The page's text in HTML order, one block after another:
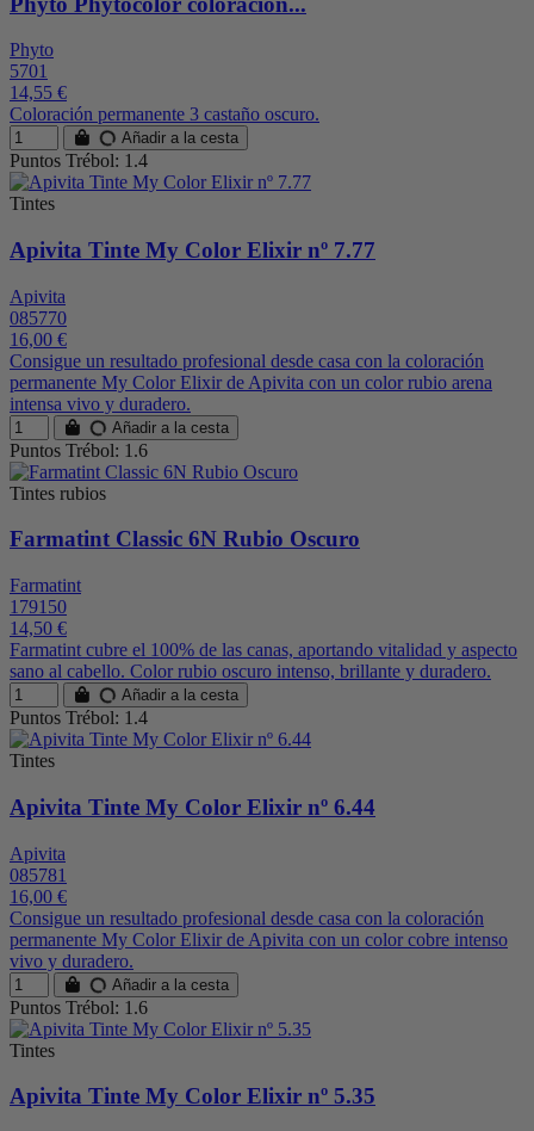
Phyto
5701
14,55 €
Coloración permanente 3 castaño oscuro.
Añadir a la cesta
Puntos Trébol: 1.4
Tintes
Apivita Tinte My Color Elixir nº 7.77
Apivita
085770
16,00 €
Consigue un resultado profesional desde casa con la coloración
permanente My Color Elixir de Apivita con un color rubio arena
intensa vivo y duradero.
Añadir a la cesta
Puntos Trébol: 1.6
Tintes rubios
Farmatint Classic 6N Rubio Oscuro
Farmatint
179150
14,50 €
Farmatint cubre el 100% de las canas, aportando vitalidad y aspecto
sano al cabello. Color rubio oscuro intenso, brillante y duradero.
Añadir a la cesta
Puntos Trébol: 1.4
Tintes
Apivita Tinte My Color Elixir nº 6.44
Apivita
085781
16,00 €
Consigue un resultado profesional desde casa con la coloración
permanente My Color Elixir de Apivita con un color cobre intenso
vivo y duradero.
Añadir a la cesta
Puntos Trébol: 1.6
Tintes
Apivita Tinte My Color Elixir nº 5.35